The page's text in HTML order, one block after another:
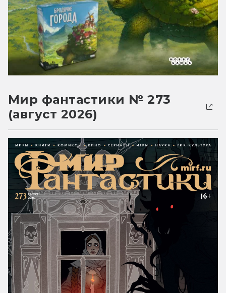
Мир фантастики № 273
(август 2026)